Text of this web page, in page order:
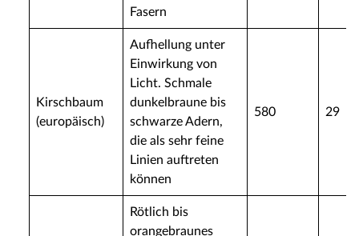
Fasern
Kirschbaum
(europäisch)
Aufhellung unter
Einwirkung von
Licht. Schmale
dunkelbraune bis
schwarze Adern,
die als sehr feine
Linien auftreten
können
580 29
Rötlich bis
orangebraunes